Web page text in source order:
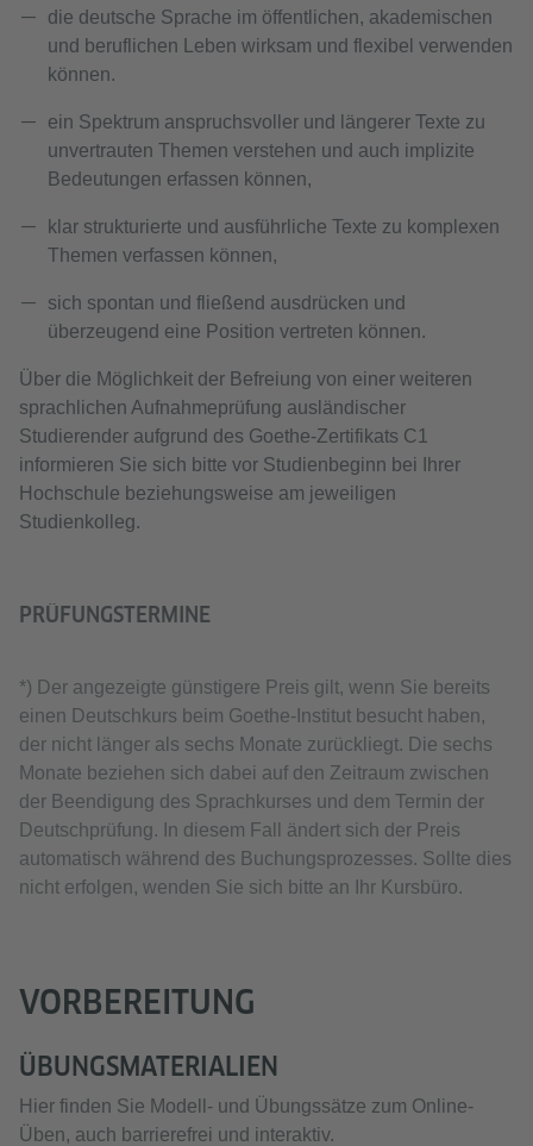
die deutsche Sprache im öffentlichen, akademischen
und beruflichen Leben wirksam und flexibel verwenden
können.
ein Spektrum anspruchsvoller und längerer Texte zu
unvertrauten Themen verstehen und auch implizite
Bedeutungen erfassen können,
klar strukturierte und ausführliche Texte zu komplexen
Themen verfassen können,
sich spontan und fließend ausdrücken und
überzeugend eine Position vertreten können.
Über die Möglichkeit der Befreiung von einer weiteren
sprachlichen Aufnahmeprüfung ausländischer
Studierender aufgrund des Goethe‑Zertifikats C1
informieren Sie sich bitte vor Studienbeginn bei Ihrer
Hochschule beziehungsweise am jeweiligen
Studienkolleg.
PRÜFUNGSTERMINE
*) Der angezeigte günstigere Preis gilt, wenn Sie bereits
einen Deutschkurs beim Goethe-Institut besucht haben,
der nicht länger als sechs Monate zurückliegt. Die sechs
Monate beziehen sich dabei auf den Zeitraum zwischen
der Beendigung des Sprachkurses und dem Termin der
Deutschprüfung. In diesem Fall ändert sich der Preis
automatisch während des Buchungsprozesses. Sollte dies
nicht erfolgen, wenden Sie sich bitte an Ihr Kursbüro.
VORBEREITUNG
ÜBUNGSMATERIALIEN
Hier finden Sie Modell- und Übungssätze zum Online-
Üben, auch barrierefrei und interaktiv.